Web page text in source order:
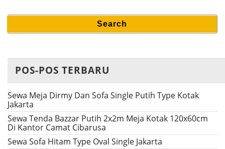
Search
Search
POS-POS TERBARU
Sewa Meja Dirmy Dan Sofa Single Putih Type Kotak
Jakarta
Sewa Tenda Bazzar Putih 2x2m Meja Kotak 120x60cm
Di Kantor Camat Cibarusa
Sewa Sofa Hitam Type Oval Single Jakarta